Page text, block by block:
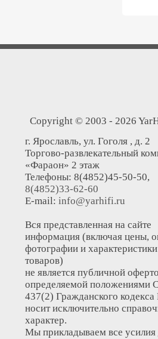
Copyright © 2003 - 2026
г. Ярославль, ул. Гоголя , д. 2
Торгово-развлекательный
«Фараон» 2 этаж
Телефоны: 8(4852)45-50-50,
8(4852)33-62-60
E-mail: info@yarhifi.ru
Вся представленная на сайте
информация (включая цены,
фотографии и характеристики
товаров)
не является публичной
определяемой положениями
437(2) Гражданского
носит исключительно
характер.
Мы прикладываем все усилия